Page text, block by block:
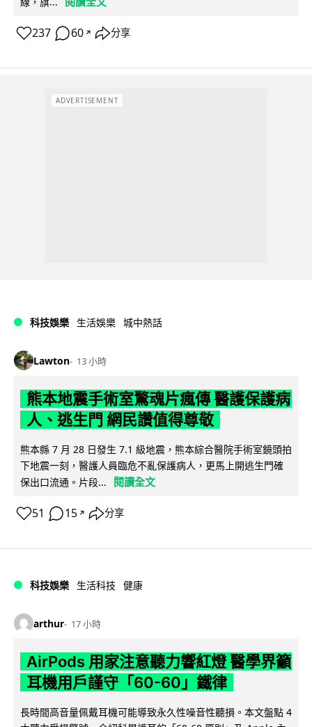
237 60 ↗ 分享
ADVERTISEMENT
科技娛樂 生活娛樂 城中熱話
Lawton 13 小時
熊本地震手術室驚魂片瘋傳 醫護保護病
人、逃生門 網民讚值得尊敬
熊本縣 7 月 28 日發生 7.1 級地震，熊本綜合醫院手術室鏡頭拍
下地震一刻，醫護人員臨危不亂保護病人，更馬上開逃生門確
保出口流通。片段...
閱讀全文
51 15 ↗ 分享
科技娛樂 生活科技 健康
arthur 17 小時
AirPods 用家注意聽力響紅燈 醫學界籲
耳機用戶謹守「60-60」鐵律
長時間高音量佩戴耳機可能導致永久性噪音性聽損。本文盤點 4